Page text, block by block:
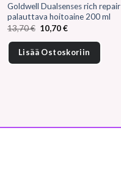
Goldwell Dualsenses rich repair
palauttava hoitoaine 200 ml
13,70€ Alkuperäinen
hinta
oli:
13,70 €.
10,70€Nykyinen
on:
10,70 €.
Lisää Ostoskoriin